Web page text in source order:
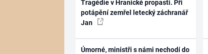
Tragédie v Hranické propasti. Při
potápění zemřel letecký záchranář
Jan
Úmorné, ministři s námi nechodí do